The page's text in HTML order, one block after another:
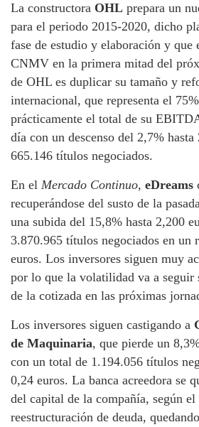
La constructora OHL prepara un
para el periodo 2015-2020, dicho
fase de estudio y elaboración y que
CNMV en la primera mitad del
de OHL es duplicar su tamaño y
internacional, que representa el
prácticamente el total de su
día con un descenso del 2,7%
665.146 títulos negociados.
En el Mercado Continuo, eDreams
recuperándose del susto de la
una subida del 15,8% hasta 2,200
3.870.965 títulos negociados en un
euros. Los inversores siguen muy
por lo que la volatilidad va a seguir
de la cotizada en las próximas
Los inversores siguen castigando a
de Maquinaria, que pierde un
con un total de 1.194.056 títulos
0,24 euros. La banca acreedora se
del capital de la compañía, según el
reestructuración de deuda,